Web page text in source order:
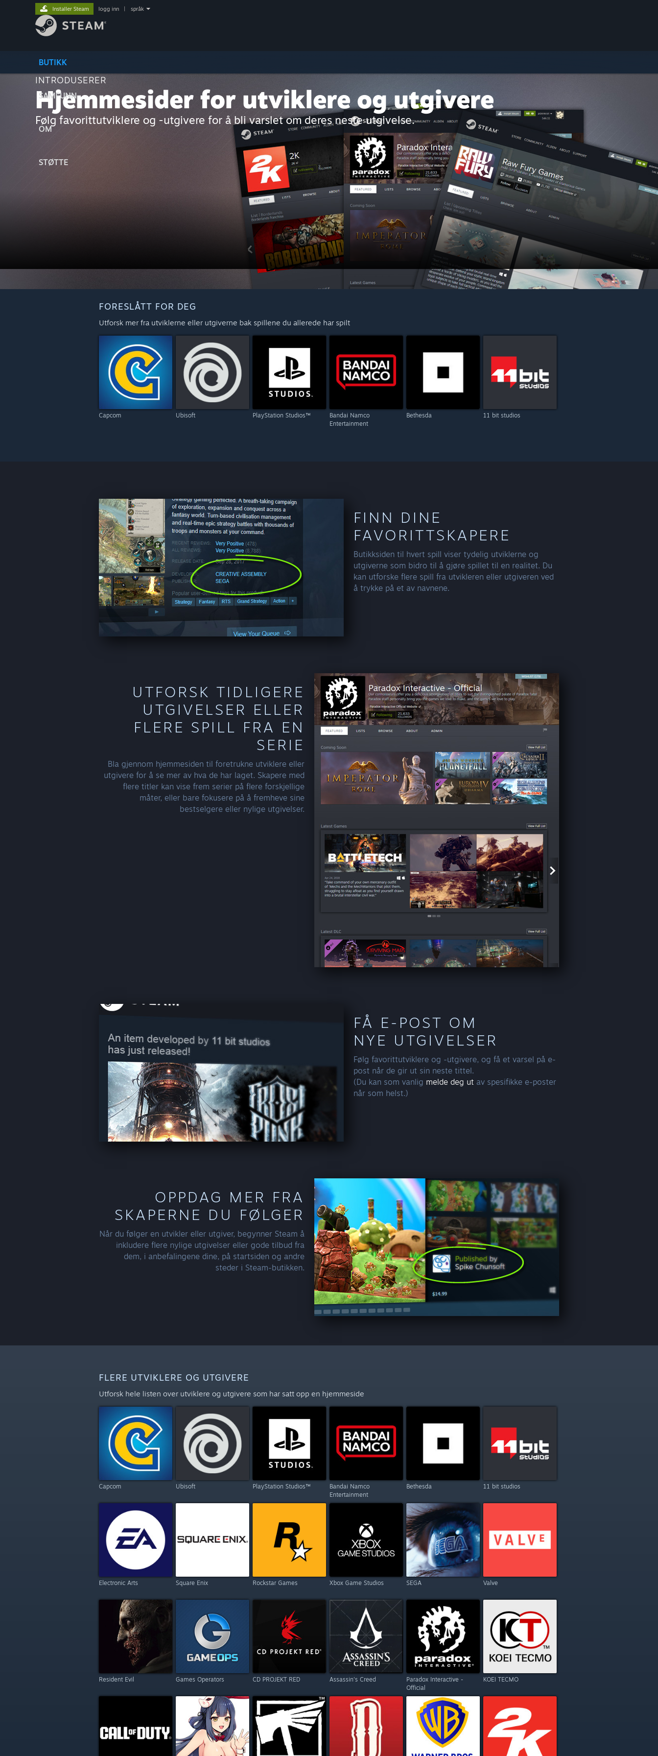
BUTIKK
SAMFUNN
OM
STØTTE
Installer Steam logg inn språk
INTRODUSERER
Hjemmesider for utviklere og utgivere
Følg favorittutviklere og -utgivere for å bli varslet om deres neste utgivelse.
FORESLÅTT FOR DEG
Utforsk mer fra utviklerne eller utgiverne bak spillene du allerede har spilt
Capcom Ubisoft PlayStation Studios™
Bandai Namco
Entertainment
Bethesda 11 bit studios
FINN DINE
FAVORITTSKAPERE
Butikksiden til hvert spill viser tydelig utviklerne og
utgiverne som bidro til å gjøre spillet til en realitet. Du
kan utforske flere spill fra utvikleren eller utgiveren ved
å trykke på et av navnene.
UTFORSK TIDLIGERE
UTGIVELSER ELLER
FLERE SPILL FRA EN
SERIE
Bla gjennom hjemmesiden til foretrukne utviklere eller
utgivere for å se mer av hva de har laget. Skapere med
flere titler kan vise frem serier på flere forskjellige
måter, eller bare fokusere på å fremheve sine
bestselgere eller nylige utgivelser.
FÅ E-POST OM
NYE UTGIVELSER
Følg favorittutviklere og -utgivere, og få et varsel på e-
post når de gir ut sin neste tittel.
(Du kan som vanlig melde deg ut av spesifikke e-poster
når som helst.)
OPPDAG MER FRA
SKAPERNE DU FØLGER
Når du følger en utvikler eller utgiver, begynner Steam å
inkludere flere nylige utgivelser eller gode tilbud fra
dem, i anbefalingene dine, på startsiden og andre
steder i Steam-butikken.
FLERE UTVIKLERE OG UTGIVERE
Utforsk hele listen over utviklere og utgivere som har satt opp en hjemmeside
Capcom Ubisoft PlayStation Studios™
Bandai Namco
Entertainment
Bethesda 11 bit studios
Electronic Arts Square Enix Rockstar Games Xbox Game Studios SEGA Valve
Resident Evil Games Operators CD PROJEKT RED Assassin's Creed
Paradox Interactive -
Official
KOEI TECMO